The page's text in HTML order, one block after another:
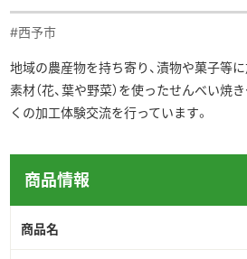
▶︎日本語
#西予市
地域の農産物を持ち寄り、漬物や菓子等
素材（花、葉や野菜）を使ったせんべい焼
くの加工体験交流を行っています。
商品情報
商品名